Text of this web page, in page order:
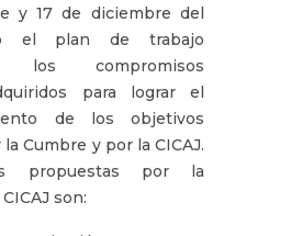
y 17 de diciembre del
el plan de trabajo
los compromisos
para lograr el
de los objetivos
Cumbre y por la CICAJ.
propuestas por la
son: